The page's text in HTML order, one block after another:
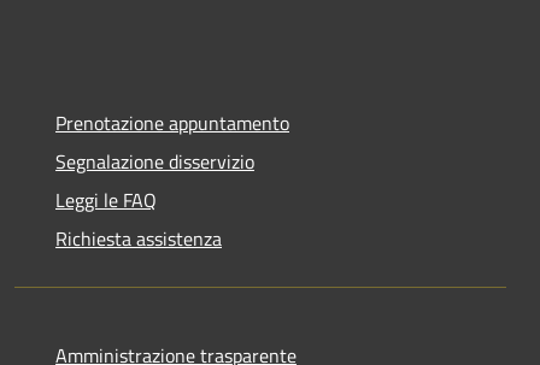
Prenotazione appuntamento
Segnalazione disservizio
Leggi le FAQ
Richiesta assistenza
Amministrazione trasparente